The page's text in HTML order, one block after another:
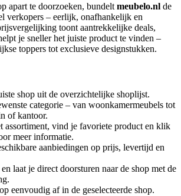
apart te doorzoeken, bundelt meubelo.nl de
verkopers – eerlijk, onafhankelijk en
toont aantrekkelijke deals,
je sneller het juiste product te vinden –
toppers tot exclusieve designstukken.
shop uit de overzichtelijke shoplijst.
categorie – van woonkamermeubels tot
of kantoor.
assortiment, vind je favoriete product en klik
meer informatie.
aanbiedingen op prijs, levertijd en
laat je direct doorsturen naar de shop met de
eenvoudig af in de geselecteerde shop.